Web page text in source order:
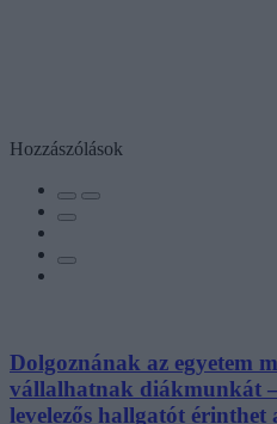
Hozzászólások
Dolgoznának az egyetem
vállalhatnak diákmunkát
levelezős hallgatót érinthet